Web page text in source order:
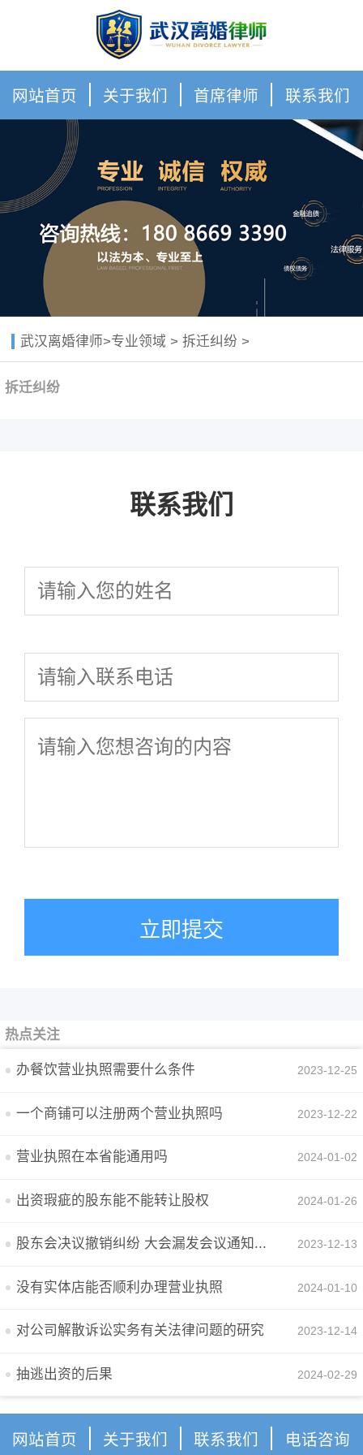
网站首页 关于我们 首席律师 联系我们
武汉离婚律师>专业领域 > 拆迁纠纷 >
拆迁纠纷
联系我们
立即提交
热点关注
办餐饮营业执照需要什么条件 2023-12-25
一个商铺可以注册两个营业执照吗 2023-12-22
营业执照在本省能通用吗 2024-01-02
出资瑕疵的股东能不能转让股权 2024-01-26
股东会决议撤销纠纷 大会漏发会议通知... 2023-12-13
没有实体店能否顺利办理营业执照 2024-01-10
对公司解散诉讼实务有关法律问题的研究 2023-12-14
抽逃出资的后果 2024-02-29
网站首页 关于我们 联系我们 电话咨询